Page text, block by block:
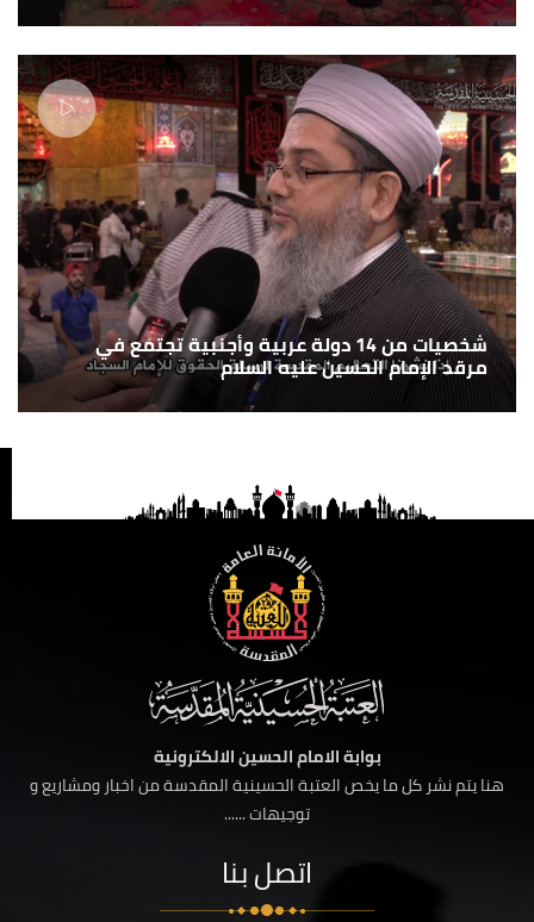
شخصيات من 14 دولة عربية وأجنبية تجتمع في
مرقد الإمام الحسين عليه السلام
بوابة الامام الحسين الالكترونية
هنا يتم نشر كل ما يخص العتبة الحسينية المقدسة من اخبار ومشاريع و
توجيهات ......
اتصل بنا